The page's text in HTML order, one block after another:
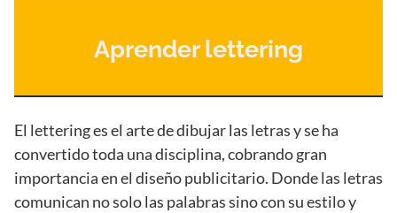
Aprender lettering
El lettering es el arte de dibujar las letras y se ha
convertido toda una disciplina, cobrando gran
importancia en el diseño publicitario. Donde las letras
comunican no solo las palabras sino con su estilo y